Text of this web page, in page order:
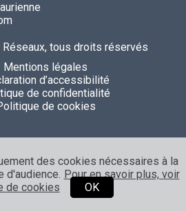
tous droits réservés
Mentions légales
d’accessibilité
de confidentialité
de cookies
des cookies nécessaires à la
d'audience. Pour en savoir plus, voir
de cookies
OK